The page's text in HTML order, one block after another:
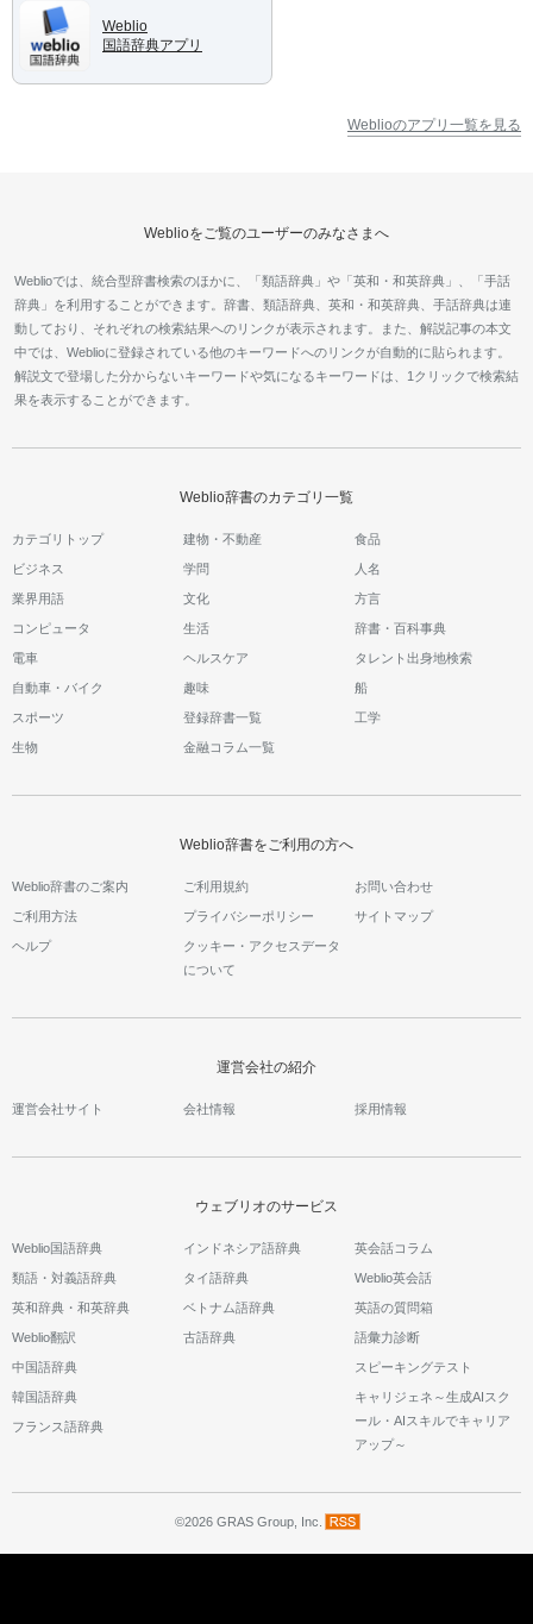
Weblio
国語辞典アプリ
Weblioのアプリ一覧を見る
Weblioをご覧のユーザーのみなさまへ
Weblioでは、統合型辞書検索のほかに、「類語辞典」や「英和・和英辞典」、「手話
辞典」を利用することができます。辞書、類語辞典、英和・和英辞典、手話辞典は連
動しており、それぞれの検索結果へのリンクが表示されます。また、解説記事の本文
中では、Weblioに登録されている他のキーワードへのリンクが自動的に貼られます。
解説文で登場した分からないキーワードや気になるキーワードは、1クリックで検索結
果を表示することができます。
Weblio辞書のカテゴリ一覧
カテゴリトップ 建物・不動産 食品
ビジネス 学問 人名
業界用語 文化 方言
コンピュータ 生活 辞書・百科事典
電車 ヘルスケア タレント出身地検索
自動車・バイク 趣味 船
スポーツ 登録辞書一覧 工学
生物 金融コラム一覧
Weblio辞書をご利用の方へ
Weblio辞書のご案内 ご利用規約 お問い合わせ
ご利用方法 プライバシーポリシー サイトマップ
ヘルプ
クッキー・アクセスデータ
について
運営会社の紹介
運営会社サイト 会社情報 採用情報
ウェブリオのサービス
Weblio国語辞典
類語・対義語辞典
英和辞典・和英辞典
Weblio翻訳
中国語辞典
韓国語辞典
フランス語辞典
インドネシア語辞典
タイ語辞典
ベトナム語辞典
古語辞典
英会話コラム
Weblio英会話
英語の質問箱
語彙力診断
スピーキングテスト
キャリジェネ～生成AIスク
ール・AIスキルでキャリア
アップ～
©2026 GRAS Group, Inc.